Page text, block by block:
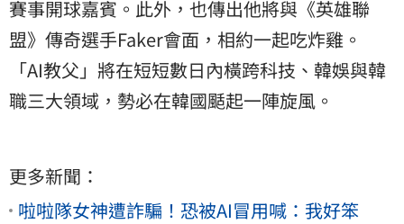
賽事開球嘉賓。此外，也傳出他將與《英雄聯
盟》傳奇選手Faker會面，相約一起吃炸雞。
「AI教父」將在短短數日內橫跨科技、韓娛與韓
職三大領域，勢必在韓國颳起一陣旋風。
更多新聞：
啦啦隊女神遭詐騙！恐被AI冒用喊：我好笨